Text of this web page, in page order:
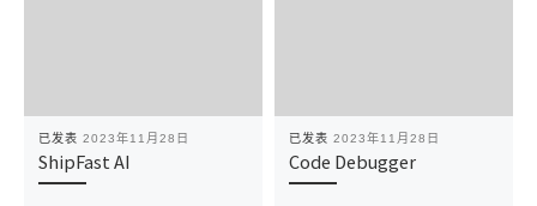
已发表 2023年11月28日
ShipFast AI
已发表 2023年11月28日
Code Debugger